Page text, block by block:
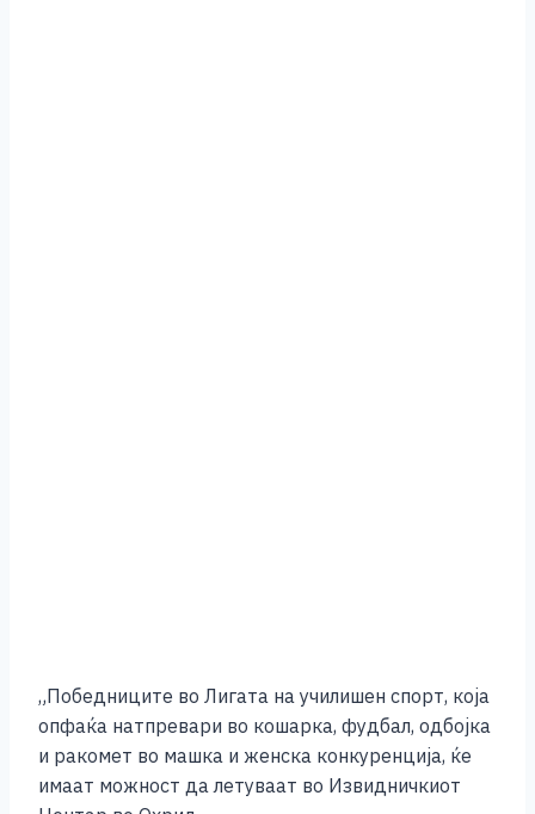
„Победниците во Лигата на училишен спорт, која
опфаќа натпревари во кошарка, фудбал, одбојка
и ракомет во машка и женска конкуренција, ќе
имаат можност да летуваат во Извидничкиот